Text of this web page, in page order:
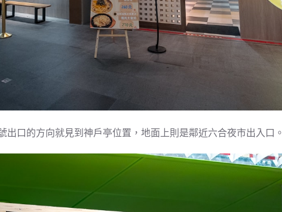
出口的方向就見到神戶亭位置，地面上則是鄰近六合夜市出入口。